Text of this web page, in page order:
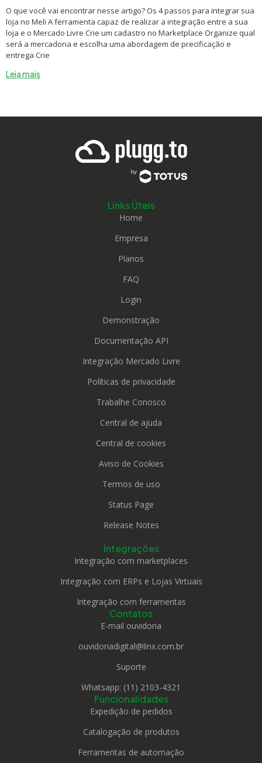
O que você vai encontrar nesse artigo? Os 4 passos para integrar sua
loja no Meli A ferramenta capaz de realizar a integração entre a sua
loja e o Mercado Livre Crie um cadastro no Marketplace Organize qual
será a mercadoria e escolha uma abordagem de precificação e
entrega Crie
Leia mais
Links Úteis
Home
Empresa
Planos
FAQ
Login
Demonstração
Documentação API
Integração Mercado Livre
Políticas de privacidade
Trabalhe Conosco
Central de ajuda
Central de cookies
Aviso de Cookies
Termos de uso
Status Page
Release Notes
Integrações
Integração com marketplaces
Integração com ERPs e Lojas Virtuais
Integração com ferramentas
Contatos
E-mail ouvidoria
ouvidoriadigital@linx.com.br
Suporte
Whatsapp: (11) 2103-4321
Funcionalidades
Expedição de pedidos
Catalogação de produtos
Ferramentas de automação